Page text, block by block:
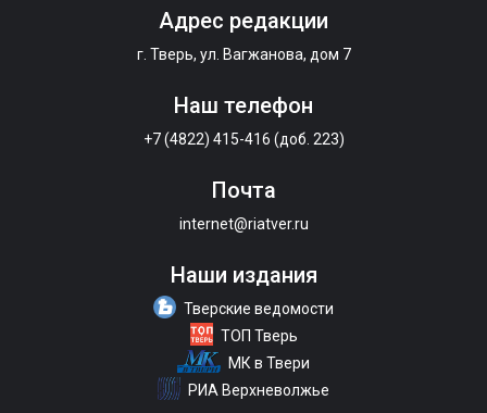
Адрес редакции
г. Тверь, ул. Вагжанова, дом 7
Наш телефон
+7 (4822) 415-416 (доб. 223)
Почта
internet@riatver.ru
Наши издания
Тверские ведомости
ТОП Тверь
МК в Твери
РИА Верхневолжье